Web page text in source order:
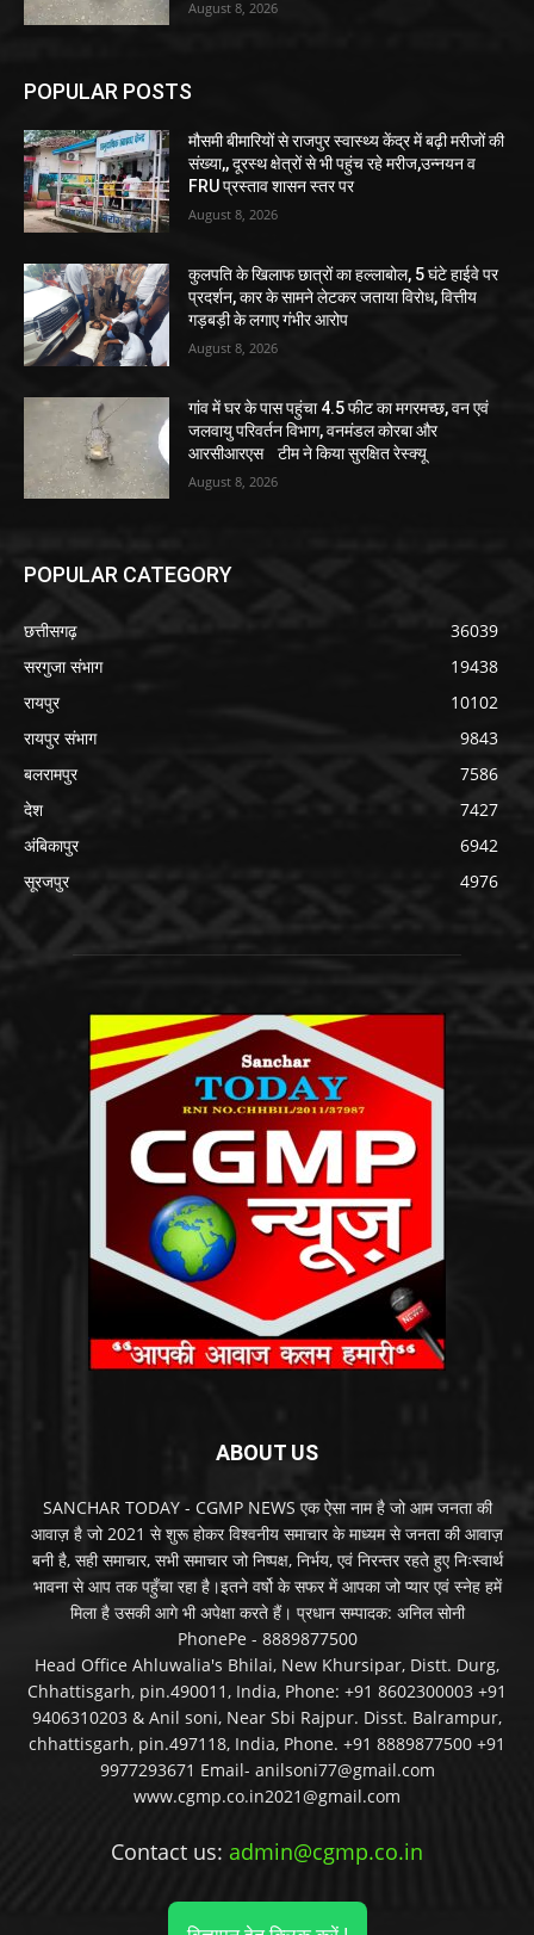
August 8, 2026
POPULAR POSTS
मौसमी बीमारियों से राजपुर स्वास्थ्य केंद्र में बढ़ी मरीजों की
संख्या,, दूरस्थ क्षेत्रों से भी पहुंच रहे मरीज,उन्नयन व
FRU प्रस्ताव शासन स्तर पर
August 8, 2026
कुलपति के खिलाफ छात्रों का हल्लाबोल, 5 घंटे हाईवे पर
प्रदर्शन, कार के सामने लेटकर जताया विरोध, वित्तीय
गड़बड़ी के लगाए गंभीर आरोप
August 8, 2026
गांव में घर के पास पहुंचा 4.5 फीट का मगरमच्छ, वन एवं
जलवायु परिवर्तन विभाग, वनमंडल कोरबा और
आरसीआरएस टीम ने किया सुरक्षित रेस्क्यू
August 8, 2026
POPULAR CATEGORY
छत्तीसगढ़
36039
सरगुजा संभाग
19438
रायपुर
10102
रायपुर संभाग
9843
बलरामपुर
7586
देश
7427
अंबिकापुर
6942
सूरजपुर
4976
ABOUT US
SANCHAR TODAY - CGMP NEWS एक ऐसा नाम है जो आम जनता की
आवाज़ है जो 2021 से शुरू होकर विश्वनीय समाचार के माध्यम से जनता की आवाज़
बनी है, सही समाचार, सभी समाचार जो निष्पक्ष, निर्भय, एवं निरन्तर रहते हुए निःस्वार्थ
भावना से आप तक पहुँचा रहा है।इतने वर्षो के सफर में आपका जो प्यार एवं स्नेह हमें
मिला है उसकी आगे भी अपेक्षा करते हैं। प्रधान सम्पादक: अनिल सोनी
PhonePe - 8889877500
Head Office Ahluwalia's Bhilai, New Khursipar, Distt. Durg,
Chhattisgarh, pin.490011, India, Phone: +91 8602300003 +91
9406310203 & Anil soni, Near Sbi Rajpur. Disst. Balrampur,
chhattisgarh, pin.497118, India, Phone. +91 8889877500 +91
9977293671 Email- anilsoni77@gmail.com
www.cgmp.co.in2021@gmail.com
Contact us: admin@cgmp.co.in